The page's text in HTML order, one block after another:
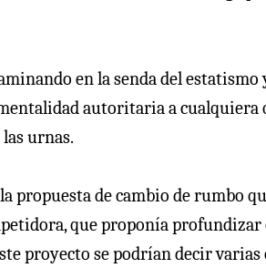
en la senda del
autoritaria a cualquiera
urnas.
propuesta de cambio de rumbo
que proponía profundizar
proyecto se podrían decir varias